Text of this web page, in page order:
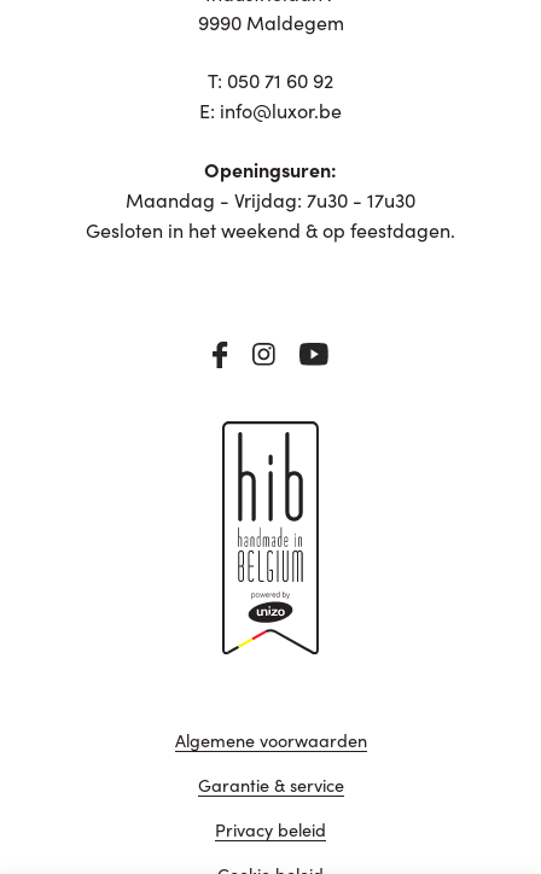
9990 Maldegem
T: 050 71 60 92
E: info@luxor.be
Openingsuren:
Maandag - Vrijdag: 7u30 - 17u30
Gesloten in het weekend & op feestdagen.
Algemene voorwaarden
Garantie & service
Privacy beleid